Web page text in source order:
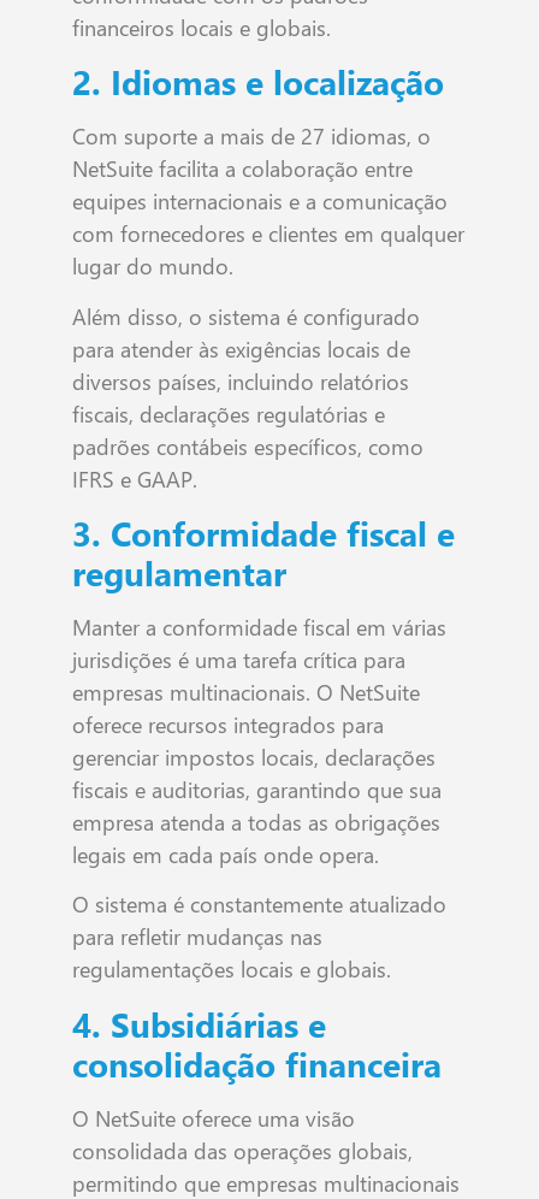
financeiros locais e globais.
2. Idiomas e localização
Com suporte a mais de 27 idiomas, o
NetSuite facilita a colaboração entre
equipes internacionais e a comunicação
com fornecedores e clientes em qualquer
lugar do mundo.
Além disso, o sistema é configurado
para atender às exigências locais de
diversos países, incluindo relatórios
fiscais, declarações regulatórias e
padrões contábeis específicos, como
IFRS e GAAP.
3. Conformidade fiscal e
regulamentar
Manter a conformidade fiscal em várias
jurisdições é uma tarefa crítica para
empresas multinacionais. O NetSuite
oferece recursos integrados para
gerenciar impostos locais, declarações
fiscais e auditorias, garantindo que sua
empresa atenda a todas as obrigações
legais em cada país onde opera.
O sistema é constantemente atualizado
para refletir mudanças nas
regulamentações locais e globais.
4. Subsidiárias e
consolidação financeira
O NetSuite oferece uma visão
consolidada das operações globais,
permitindo que empresas multinacionais